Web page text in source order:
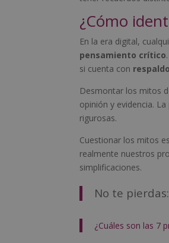
¿Cómo
En la era digital,
pensamiento crítico
si cuenta con
Desmontar los mitos
opinión y evidencia.
rigurosas.
Cuestionar los mitos
realmente nuestros
simplificaciones.
No te pierdas:
¿Cuáles son las 7